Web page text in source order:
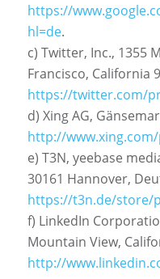
https://
hl=de.
c) Twitter, Inc., 1355
Francisco, California
https://twitter.com/
d) Xing AG,
http://
e) T3N, yeebase
30161 Hannover,
https://t3n.de/store/
f) LinkedIn
Mountain View,
http://